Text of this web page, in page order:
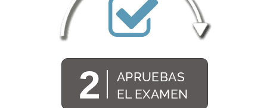
2
APRUEBAS
EL EXAMEN